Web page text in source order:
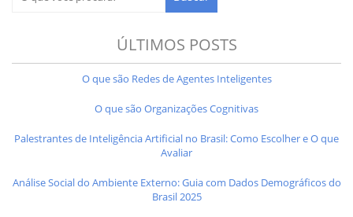
ÚLTIMOS POSTS
O que são Redes de Agentes Inteligentes
O que são Organizações Cognitivas
Palestrantes de Inteligência Artificial no Brasil: Como Escolher e O que
Avaliar
Análise Social do Ambiente Externo: Guia com Dados Demográficos do
Brasil 2025